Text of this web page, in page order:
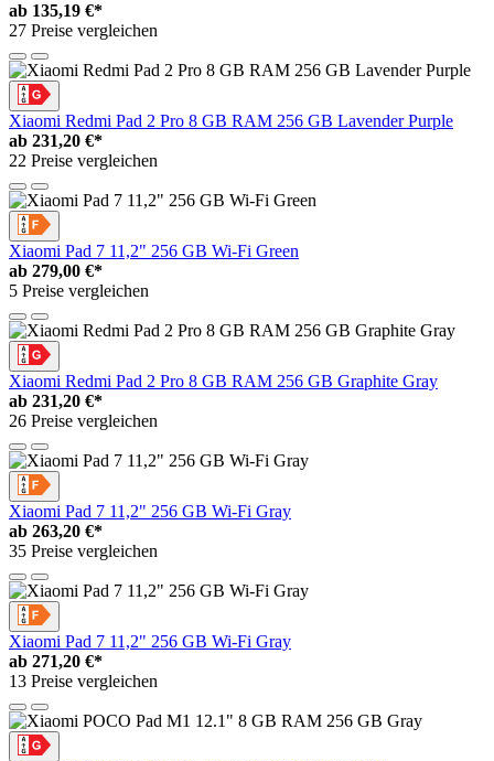
ab 135,19 €*
27 Preise vergleichen
Xiaomi Redmi Pad 2 Pro 8 GB RAM 256 GB Lavender Purple
ab 231,20 €*
22 Preise vergleichen
Xiaomi Pad 7 11,2" 256 GB Wi-Fi Green
ab 279,00 €*
5 Preise vergleichen
Xiaomi Redmi Pad 2 Pro 8 GB RAM 256 GB Graphite Gray
ab 231,20 €*
26 Preise vergleichen
Xiaomi Pad 7 11,2" 256 GB Wi-Fi Gray
ab 263,20 €*
35 Preise vergleichen
Xiaomi Pad 7 11,2" 256 GB Wi-Fi Gray
ab 271,20 €*
13 Preise vergleichen